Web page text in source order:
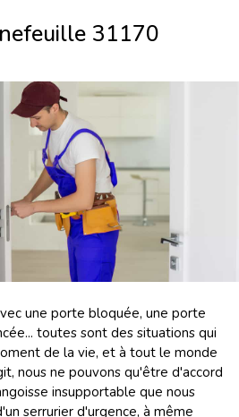
31170
une porte bloquée, une porte
toutes sont des situations qui
de la vie, et à tout le monde
nous ne pouvons qu'être d'accord
insupportable que nous
serrurier d'urgence, à même